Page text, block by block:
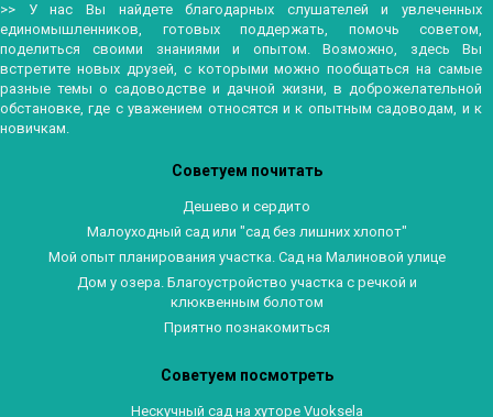
>> У нас Вы найдете благодарных слушателей и увлеченных
единомышленников, готовых поддержать, помочь советом,
поделиться своими знаниями и опытом. Возможно, здесь Вы
встретите новых друзей, с которыми можно пообщаться на самые
разные темы о садоводстве и дачной жизни, в доброжелательной
обстановке, где с уважением относятся и к опытным садоводам, и к
новичкам.
Советуем почитать
Дешево и сердито
Малоуходный сад или "сад без лишних хлопот"
Мой опыт планирования участка. Сад на Малиновой улице
Дом у озера. Благоустройство участка с речкой и
клюквенным болотом
Приятно познакомиться
Советуем посмотреть
Нескучный сад на хуторе Vuoksela